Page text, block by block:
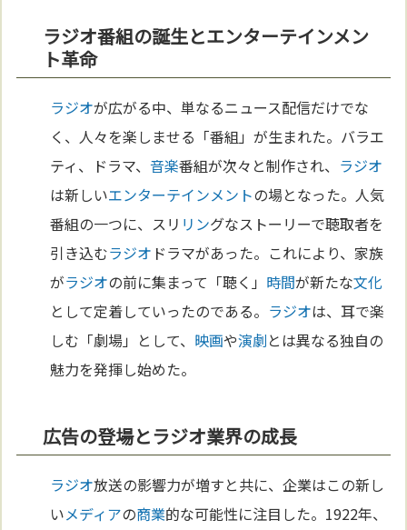
ラジオ番組の誕生とエンターテインメン
ト革命
ラジオが広がる中、単なるニュース配信だけでな
く、人々を楽しませる「番組」が生まれた。バラエ
ティ、ドラマ、音楽番組が次々と制作され、 ラジオ
は新しいエンターテインメントの場となった。人気
番組の一つに、スリ リングなストーリーで聴取者を
引き込むラジオ ドラマがあった。これにより、家族
がラジオの前に集まって「聴く」 時間が新たな文化
として定着していったのである。 ラジオは、耳で楽
しむ「劇場」として、 映画や演劇とは異なる独自の
魅力を発揮し始めた。
広告の登場とラジオ業界の成長
ラジオ放送の影響力が増すと共に、企業はこの新し
いメディアの商業的な可能性に注目した。1922年、